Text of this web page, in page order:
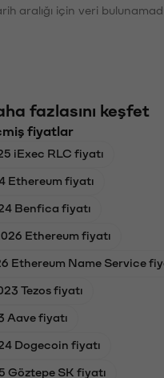
aralığı için veri bulunamadı.
fazlasını keşfet
fiyatlar
iExec RLC fiyatı
Ethereum fiyatı
Benfica fiyatı
Ethereum fiyatı
Ethereum Name Service
Tezos fiyatı
Aave fiyatı
Dogecoin fiyatı
Göztepe SK fiyatı